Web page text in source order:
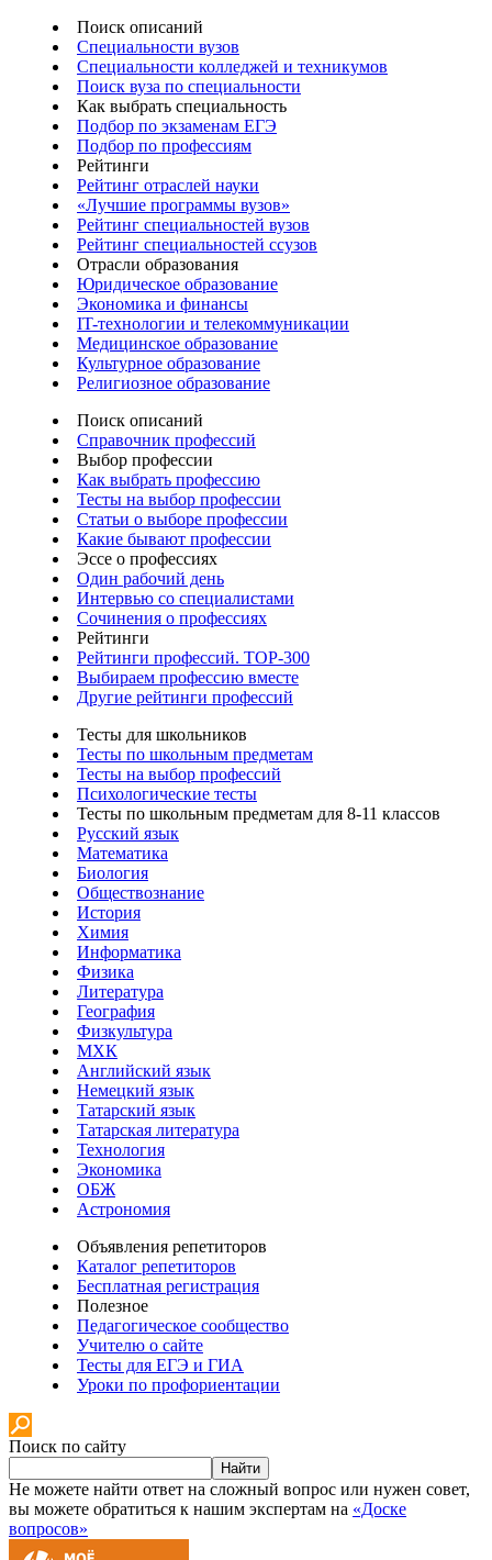
Поиск описаний
Специальности вузов
Специальности колледжей и техникумов
Поиск вуза по специальности
Как выбрать специальность
Подбор по экзаменам ЕГЭ
Подбор по профессиям
Рейтинги
Рейтинг отраслей науки
«Лучшие программы вузов»
Рейтинг специальностей вузов
Рейтинг специальностей ссузов
Отрасли образования
Юридическое образование
Экономика и финансы
IT-технологии и телекоммуникации
Медицинское образование
Культурное образование
Религиозное образование
Поиск описаний
Справочник профессий
Выбор профессии
Как выбрать профессию
Тесты на выбор профессии
Статьи о выборе профессии
Какие бывают профессии
Эссе о профессиях
Один рабочий день
Интервью со специалистами
Сочинения о профессиях
Рейтинги
Рейтинги профессий. TOP-300
Выбираем профессию вместе
Другие рейтинги профессий
Тесты для школьников
Тесты по школьным предметам
Тесты на выбор профессий
Психологические тесты
Тесты по школьным предметам для 8-11 классов
Русский язык
Математика
Биология
Обществознание
История
Химия
Информатика
Физика
Литература
География
Физкультура
МХК
Английский язык
Немецкий язык
Татарский язык
Татарская литература
Технология
Экономика
ОБЖ
Астрономия
Объявления репетиторов
Каталог репетиторов
Бесплатная регистрация
Полезное
Педагогическое сообщество
Учителю о сайте
Тесты для ЕГЭ и ГИА
Уроки по профориентации
Поиск по сайту
Найти
Не можете найти ответ на сложный вопрос или нужен совет,
вы можете обратиться к нашим экспертам на «Доске
вопросов»